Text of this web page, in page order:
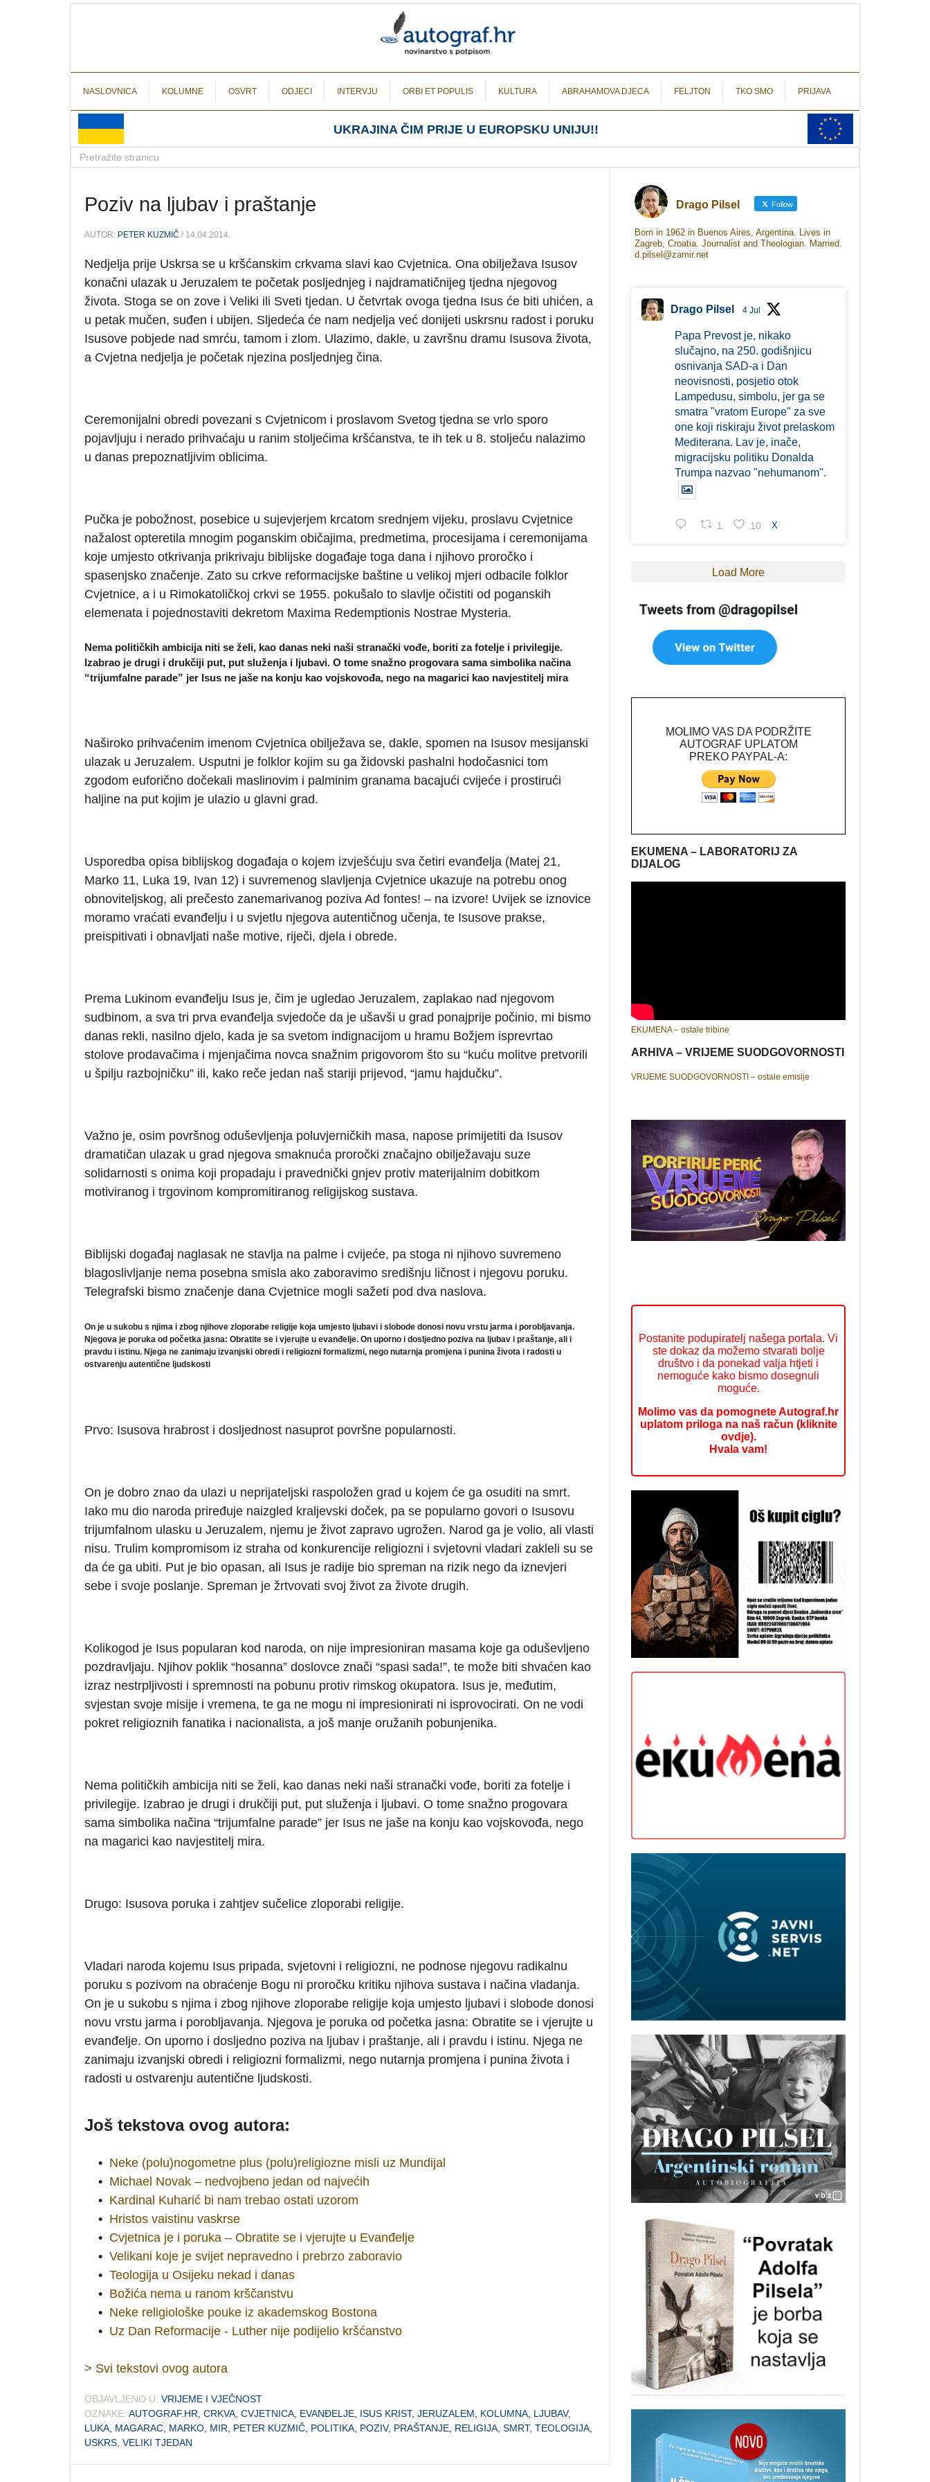
NASLOVNICA KOLUMNE OSVRT ODJECI INTERVJU ORBI ET POPULIS KULTURA ABRAHAMOVA DJECA FELJTON TKO SMO PRIJAVA
UKRAJINA ČIM PRIJE U EUROPSKU UNIJU!!
Poziv na ljubav i praštanje
AUTOR: PETER KUZMIČ / 14.04.2014.
Nedjelja prije Uskrsa se u kršćanskim crkvama slavi kao Cvjetnica. Ona obilježava Isusov
konačni ulazak u Jeruzalem te početak posljednjeg i najdramatičnijeg tjedna njegovog
života. Stoga se on zove i Veliki ili Sveti tjedan. U četvrtak ovoga tjedna Isus će biti uhićen, a
u petak mučen, suđen i ubijen. Sljedeća će nam nedjelja već donijeti uskrsnu radost i poruku
Isusove pobjede nad smrću, tamom i zlom. Ulazimo, dakle, u završnu dramu Isusova života,
a Cvjetna nedjelja je početak njezina posljednjeg čina.
Ceremonijalni obredi povezani s Cvjetnicom i proslavom Svetog tjedna se vrlo sporo
pojavljuju i nerado prihvaćaju u ranim stoljećima kršćanstva, te ih tek u 8. stoljeću nalazimo
u danas prepoznatljivim oblicima.
Pučka je pobožnost, posebice u sujevjerjem krcatom srednjem vijeku, proslavu Cvjetnice
nažalost opteretila mnogim poganskim običajima, predmetima, procesijama i ceremonijama
koje umjesto otkrivanja prikrivaju biblijske događaje toga dana i njihovo proročko i
spasenjsko značenje. Zato su crkve reformacijske baštine u velikoj mjeri odbacile folklor
Cvjetnice, a i u Rimokatoličkoj crkvi se 1955. pokušalo to slavlje očistiti od poganskih
elemenata i pojednostaviti dekretom Maxima Redemptionis Nostrae Mysteria.
Nema političkih ambicija niti se želi, kao danas neki naši stranački vođe, boriti za fotelje i privilegije.
Izabrao je drugi i drukčiji put, put služenja i ljubavi. O tome snažno progovara sama simbolika načina
“trijumfalne parade” jer Isus ne jaše na konju kao vojskovođa, nego na magarici kao navjestitelj mira
Naširoko prihvaćenim imenom Cvjetnica obilježava se, dakle, spomen na Isusov mesijanski
ulazak u Jeruzalem. Usputni je folklor kojim su ga židovski pashalni hodočasnici tom
zgodom euforično dočekali maslinovim i palminim granama bacajući cvijeće i prostirući
haljine na put kojim je ulazio u glavni grad.
Usporedba opisa biblijskog događaja o kojem izvješćuju sva četiri evanđelja (Matej 21,
Marko 11, Luka 19, Ivan 12) i suvremenog slavljenja Cvjetnice ukazuje na potrebu onog
obnoviteljskog, ali prečesto zanemarivanog poziva Ad fontes! – na izvore! Uvijek se iznovice
moramo vraćati evanđelju i u svjetlu njegova autentičnog učenja, te Isusove prakse,
preispitivati i obnavljati naše motive, riječi, djela i obrede.
Prema Lukinom evanđelju Isus je, čim je ugledao Jeruzalem, zaplakao nad njegovom
sudbinom, a sva tri prva evanđelja svjedoče da je ušavši u grad ponajprije počinio, mi bismo
danas rekli, nasilno djelo, kada je sa svetom indignacijom u hramu Božjem isprevrtao
stolove prodavačima i mjenjačima novca snažnim prigovorom što su “kuću molitve pretvorili
u špilju razbojničku” ili, kako reče jedan naš stariji prijevod, “jamu hajdučku”.
Važno je, osim površnog oduševljenja poluvjerničkih masa, napose primijetiti da Isusov
dramatičan ulazak u grad njegova smaknuća proročki značajno obilježavaju suze
solidarnosti s onima koji propadaju i pravednički gnjev protiv materijalnim dobitkom
motiviranog i trgovinom kompromitiranog religijskog sustava.
Biblijski događaj naglasak ne stavlja na palme i cvijeće, pa stoga ni njihovo suvremeno
blagoslivljanje nema posebna smisla ako zaboravimo središnju ličnost i njegovu poruku.
Telegrafski bismo značenje dana Cvjetnice mogli sažeti pod dva naslova.
On je u sukobu s njima i zbog njihove zloporabe religije koja umjesto ljubavi i slobode donosi novu vrstu jarma i porobljavanja.
Njegova je poruka od početka jasna: Obratite se i vjerujte u evanđelje. On uporno i dosljedno poziva na ljubav i praštanje, ali i
pravdu i istinu. Njega ne zanimaju izvanjski obredi i religiozni formalizmi, nego nutarnja promjena i punina života i radosti u
ostvarenju autentične ljudskosti
Prvo: Isusova hrabrost i dosljednost nasuprot površne popularnosti.
On je dobro znao da ulazi u neprijateljski raspoložen grad u kojem će ga osuditi na smrt.
Iako mu dio naroda priređuje naizgled kraljevski doček, pa se popularno govori o Isusovu
trijumfalnom ulasku u Jeruzalem, njemu je život zapravo ugrožen. Narod ga je volio, ali vlasti
nisu. Trulim kompromisom iz straha od konkurencije religiozni i svjetovni vladari zakleli su se
da će ga ubiti. Put je bio opasan, ali Isus je radije bio spreman na rizik nego da iznevjeri
sebe i svoje poslanje. Spreman je žrtvovati svoj život za živote drugih.
Kolikogod je Isus popularan kod naroda, on nije impresioniran masama koje ga oduševljeno
pozdravljaju. Njihov poklik “hosanna” doslovce znači “spasi sada!”, te može biti shvaćen kao
izraz nestrpljivosti i spremnosti na pobunu protiv rimskog okupatora. Isus je, međutim,
svjestan svoje misije i vremena, te ga ne mogu ni impresionirati ni isprovocirati. On ne vodi
pokret religioznih fanatika i nacionalista, a još manje oružanih pobunjenika.
Nema političkih ambicija niti se želi, kao danas neki naši stranački vođe, boriti za fotelje i
privilegije. Izabrao je drugi i drukčiji put, put služenja i ljubavi. O tome snažno progovara
sama simbolika načina “trijumfalne parade” jer Isus ne jaše na konju kao vojskovođa, nego
na magarici kao navjestitelj mira.
Drugo: Isusova poruka i zahtjev sučelice zloporabi religije.
Vladari naroda kojemu Isus pripada, svjetovni i religiozni, ne podnose njegovu radikalnu
poruku s pozivom na obraćenje Bogu ni proročku kritiku njihova sustava i načina vladanja.
On je u sukobu s njima i zbog njihove zloporabe religije koja umjesto ljubavi i slobode donosi
novu vrstu jarma i porobljavanja. Njegova je poruka od početka jasna: Obratite se i vjerujte u
evanđelje. On uporno i dosljedno poziva na ljubav i praštanje, ali i pravdu i istinu. Njega ne
zanimaju izvanjski obredi i religiozni formalizmi, nego nutarnja promjena i punina života i
radosti u ostvarenju autentične ljudskosti.
Još tekstova ovog autora:
• Neke (polu)nogometne plus (polu)religiozne misli uz Mundijal
• Michael Novak – nedvojbeno jedan od najvećih
• Kardinal Kuharić bi nam trebao ostati uzorom
• Hristos vaistinu vaskrse
• Cvjetnica je i poruka – Obratite se i vjerujte u Evanđelje
• Velikani koje je svijet nepravedno i prebrzo zaboravio
• Teologija u Osijeku nekad i danas
• Božića nema u ranom krščanstvu
• Neke religiološke pouke iz akademskog Bostona
• Uz Dan Reformacije - Luther nije podijelio kršćanstvo
> Svi tekstovi ovog autora
OBJAVLJENO U: VRIJEME I VJEČNOST
OZNAKE: AUTOGRAF.HR CRKVA CVJETNICA EVANĐELJE ISUS KRIST, JERUZALEM KOLUMNA LJUBAV,
LUKA MAGARAC MARKO MIR PETER KUZMIČ POLITIKA POZIV, PRAŠTANJE RELIGIJA SMRT, TEOLOGIJA
USKRS VELIKI TJEDAN
Drago Pilsel Follow
Born in 1962 in Buenos Aires, Argentina. Lives in
Zagreb, Croatia. Journalist and Theologian. Married.
d.pilsel@zamir.net
Drago Pilsel 4 Jul
Papa Prevost je, nikako
slučajno, na 250. godišnjicu
osnivanja SAD-a i Dan
neovisnosti, posjetio otok
Lampedusu, simbolu, jer ga se
smatra "vratom Europe" za sve
one koji riskiraju život prelaskom
Mediterana. Lav je, inače,
migracijsku politiku Donalda
Trumpa nazvao "nehumanom".
1 10 X
Load More
MOLIMO VAS DA PODRŽITE
AUTOGRAF UPLATOM
PREKO PAYPAL-A:
EKUMENA – LABORATORIJ ZA
DIJALOG
EKUMENA – ostale tribine
ARHIVA – VRIJEME SUODGOVORNOSTI
VRIJEME SUODGOVORNOSTI – ostale emisije
Postanite podupiratelj našega portala. Vi
ste dokaz da možemo stvarati bolje
društvo i da ponekad valja htjeti i
nemoguće kako bismo dosegnuli
moguće.
Molimo vas da pomognete Autograf.hr
uplatom priloga na naš račun (kliknite
ovdje).
Hvala vam!